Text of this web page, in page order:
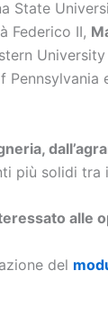
Federico II,
più solidi
alle
del